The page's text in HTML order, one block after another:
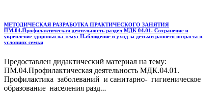
МЕТОДИЧЕСКАЯ РАЗРАБОТКА ПРАКТИЧЕСКОГО ЗАНЯТИЯ
ПМ.04.Профилактическая деятельность раздел МДК 04.01. Сохранение и
укрепление здоровья на тему: Наблюдение и уход за детьми раннего возраста в
условиях семьи
Предоставлен дидактический материал на тему:
ПМ.04.Профилактическая деятельность МДК.04.01.
Профилактика заболеваний и санитарно- гигиеническое
образование населения разд...